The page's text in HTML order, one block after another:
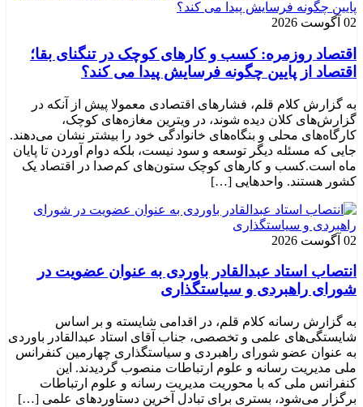
02 آگوست 2026
اقتصاد روزمره: کسب‌ و کارهای کوچک در تنگنای بقا؛
اقتصاد از پایین چگونه فرسایش پیدا می کند؟
به گزارش کلام قلم، فشارهای اقتصادی معمولا پیش از آنکه در
گزارش‌های کلان دیده شوند، در ویترین مغازه‌های کوچک،
کارگاه‌های محلی و بنگاه‌های خانوادگی خود را بیشتر نشان می‌دهند.
جایی که مسئله دیگر توسعه و سود نیست، بلکه دوام آوردن تا پایان
ماه است.کسب‌ و کارهای کوچک ستون‌های کم‌صدا در اقتصاد یک
کشور هستند. واحدهایی […]
02 آگوست 2026
انتصاب استاد عبدالقادر باوردی به عنوان عضویت در
شورای راهبردی و سیاستگذاری
به گزارش رسانه کلام قلم، در اقدامی شایسته و بر اساس
شایستگی‌های علمی و تخصصی، جناب آقای استاد عبدالقادر باوردی
به عنوان عضو شورای راهبردی و سیاستگذاری چهارمین کنفرانس
ملی مدیریت رسانه و علوم ارتباطات منصوب گردیدند. این
کنفرانس ملی که با محوریت مدیریت رسانه و علوم ارتباطات
برگزار می‌شود، بستری برای تبادل آخرین دستاوردهای علمی […]